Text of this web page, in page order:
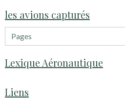
les avions capturés
Lexique Aéronautique
Liens